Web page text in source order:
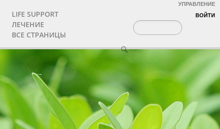
УПРАВЛЕНИЕ
ВОЙТИ
LIFE SUPPORT
ЛЕЧЕНИЕ
ВСЕ СТРАНИЦЫ